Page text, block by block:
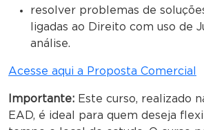
resolver problemas de
ligadas ao Direito com uso de
análise.
Acesse aqui a Proposta Comercial
Importante: Este curso, realizado
EAD, é ideal para quem deseja